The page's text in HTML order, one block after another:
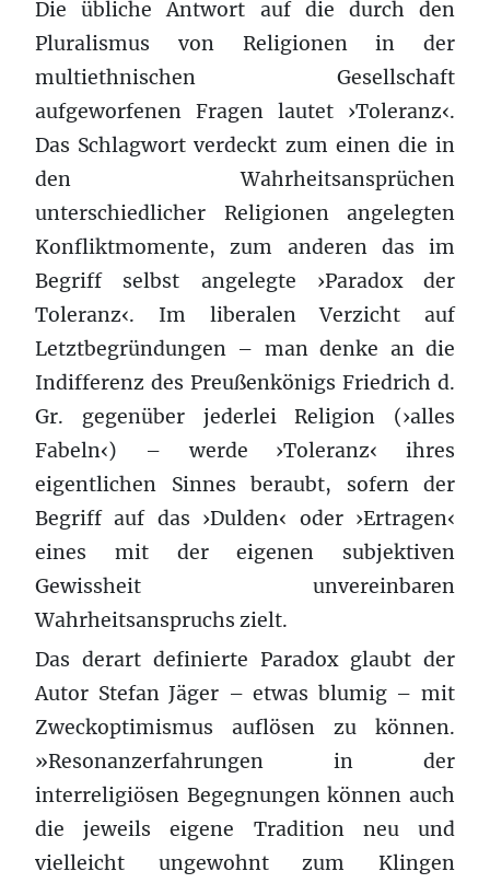
Die übliche Antwort auf die durch den
Pluralismus von Religionen in der
multiethnischen Gesellschaft
aufgeworfenen Fragen lautet ›Toleranz‹.
Das Schlagwort verdeckt zum einen die in
den Wahrheitsansprüchen
unterschiedlicher Religionen angelegten
Konfliktmomente, zum anderen das im
Begriff selbst angelegte ›Paradox der
Toleranz‹. Im liberalen Verzicht auf
Letztbegründungen – man denke an die
Indifferenz des Preußenkönigs Friedrich d.
Gr. gegenüber jederlei Religion (›alles
Fabeln‹) – werde ›Toleranz‹ ihres
eigentlichen Sinnes beraubt, sofern der
Begriff auf das ›Dulden‹ oder ›Ertragen‹
eines mit der eigenen subjektiven
Gewissheit unvereinbaren
Wahrheitsanspruchs zielt.
Das derart definierte Paradox glaubt der
Autor Stefan Jäger – etwas blumig – mit
Zweckoptimismus auflösen zu können.
»Resonanzerfahrungen in der
interreligiösen Begegnungen können auch
die jeweils eigene Tradition neu und
vielleicht ungewohnt zum Klingen